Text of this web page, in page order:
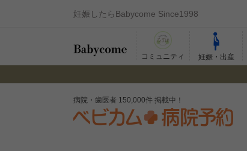
妊娠したらBabycome Since1998
コミュニティ 妊娠・出産
病院・歯医者 150,000件 掲載中！